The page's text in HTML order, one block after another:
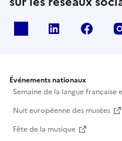
Linkedin
Événements nationaux
Semaine de la langue française
Nuit européenne des musées
Fête de la musique